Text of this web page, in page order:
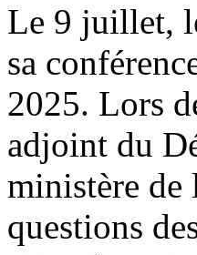
Le 9 juillet,
sa
2025. Lors
adjoint du
ministère de
questions